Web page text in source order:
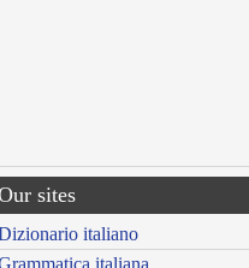
sites
italiano